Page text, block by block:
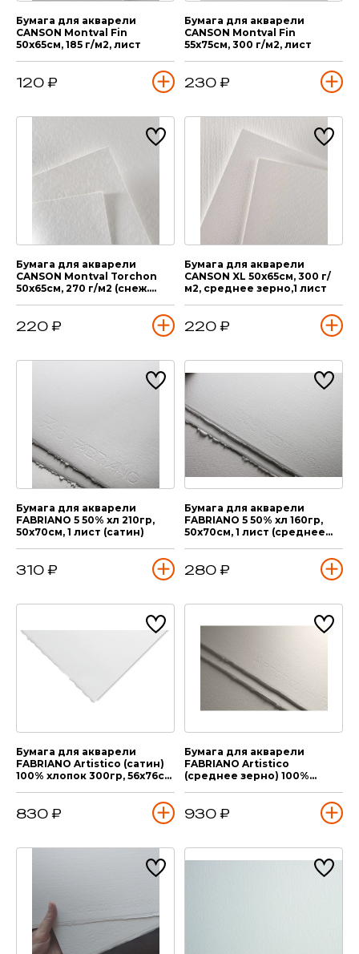
Бумага для акварели
CANSON Montval Fin
50х65см, 185 г/м2, лист
120 ₽
Бумага для акварели
CANSON Montval Fin
55х75см, 300 г/м2, лист
230 ₽
Бумага для акварели
CANSON Montval Torchon
50х65см, 270 г/м2 (снеж.
220 ₽
Бумага для акварели
CANSON XL 50х65см, 300 г/
м2, среднее зерно,1 лист
220 ₽
Бумага для акварели
FABRIANO 5 50% хл 210гр,
50х70см, 1 лист (сатин)
310 ₽
Бумага для акварели
FABRIANO 5 50% хл 160гр,
50х70см, 1 лист (среднее
280 ₽
Бумага для акварели
FABRIANO Artistico (сатин)
100% хлопок 300гр, 56х76см,
830 ₽
Бумага для акварели
FABRIANO Artistico
(среднее зерно) 100%
930 ₽